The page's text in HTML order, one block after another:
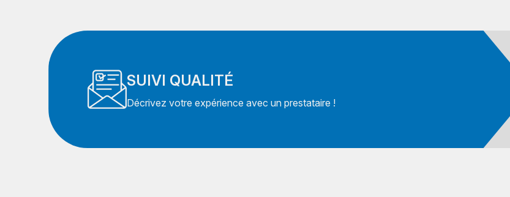
SUIVI QUALITÉ
Décrivez votre expérience avec un prestataire !